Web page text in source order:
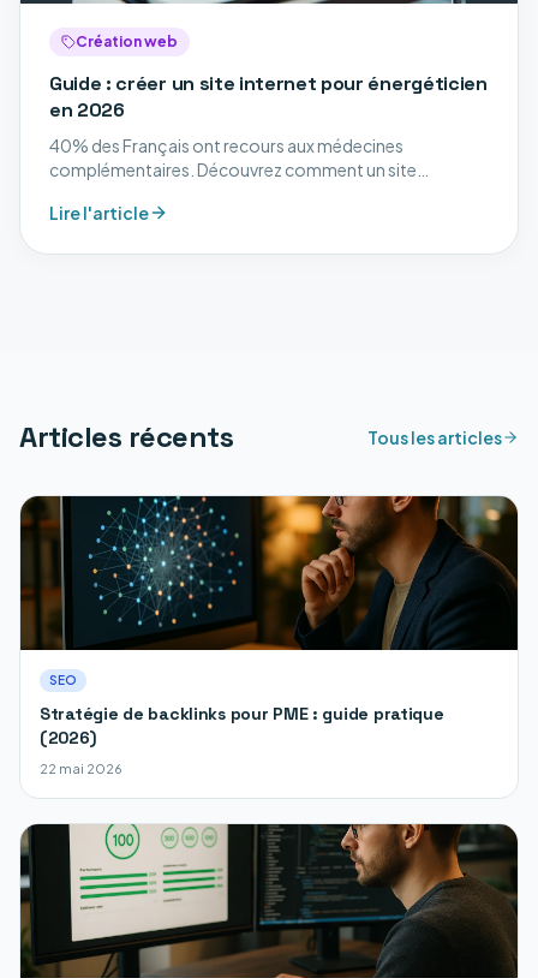
Création web
Guide : créer un site internet pour énergéticien
en 2026
40% des Français ont recours aux médecines
complémentaires. Découvrez comment un site
énergéticien.
Lire l'article
Articles récents Tous les articles
SEO
Stratégie de backlinks pour PME : guide pratique
(2026)
22 mai 2026